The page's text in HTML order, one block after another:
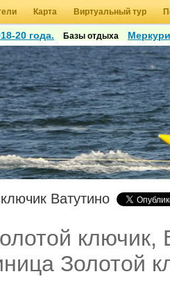
Карта Виртуальный тур
20 года. Базы отдыха
Ватутино
Золотой